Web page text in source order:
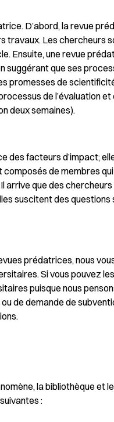
D’abord, la revue
travaux. Les chercheurs
Ensuite, une revue
suggérant que ses
promesses de
de l’évaluation
deux semaines).
facteurs d’impact;
de membres
arrive que des
suscitent des
prédatrices, nous
Si vous pouvez
puisque nous
de demande de
la bibliothèque et
: